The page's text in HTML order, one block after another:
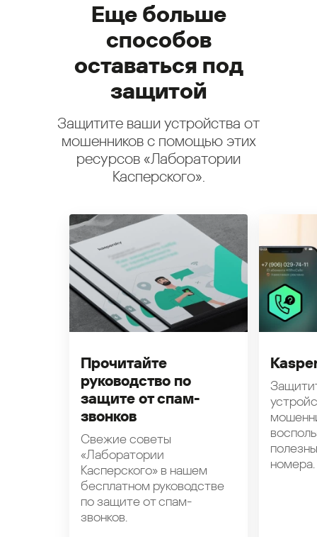
Еще больше
способов
оставаться под
защитой
Защитите ваши устройства от
мошенников с помощью этих
ресурсов «Лаборатории
Касперского».
Прочитайте
руководство по
защите от спам-
звонков
Свежие советы
«Лаборатории
Касперского» в нашем
бесплатном руководстве
по защите от спам-
звонков.
номера.